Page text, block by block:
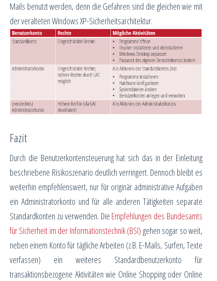
Mails benutzt werden, denn die Gefahren sind die gleichen wie mit
der veralteten Windows XP-Sicherheitsarchitektur.
Fazit
Durch die Benutzerkontensteuerung hat sich das in der Einleitung
beschriebene Risikoszenario deutlich verringert. Dennoch bleibt es
weiterhin empfehlenswert, nur für originär administrative Aufgaben
ein Administratorkonto und für alle anderen Tätigkeiten separate
Standardkonten zu verwenden. Die Empfehlungen des Bundesamts
für Sicherheit im der Informationstechnik (BSI) gehen sogar so weit,
neben einem Konto für tägliche Arbeiten (z.B. E-Mails, Surfen, Texte
verfassen) ein weiteres Standardbenutzerkonto für
transaktionsbezogene Aktivitäten wie Online Shopping oder Online